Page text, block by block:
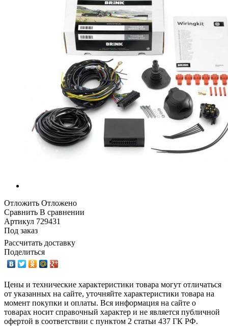
Отложить Отложено
Сравнить В сравнении
Артикул 729431
Под заказ
Рассчитать доставку
Поделиться
Цены и технические характеристики товара могут отличаться
от указанных на сайте, уточняйте характеристики товара на
момент покупки и оплаты. Вся информация на сайте о
товарах носит справочный характер и не является публичной
офертой в соответствии с пунктом 2 статьи 437 ГК РФ.